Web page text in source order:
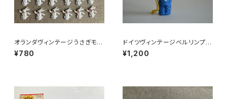
オランダヴィンテージうさぎモチ
ーフプラパーツ30個セットNo7
0
¥780
ドイツヴィンテージベルリンプラ
ベア青76
¥1,200